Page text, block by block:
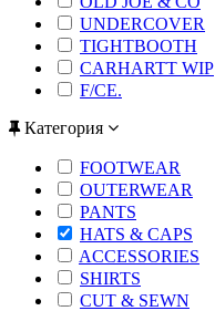
UNDERCOVER
TIGHTBOOTH
CARHARTT WIP
F/CE.
Категория
FOOTWEAR
OUTERWEAR
PANTS
HATS & CAPS
ACCESSORIES
SHIRTS
CUT & SEWN